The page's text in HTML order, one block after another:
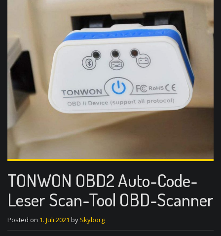
TONWON OBD2 Auto-Code-
Leser Scan-Tool OBD-Scanner
Posted on 1. Juli 2021 by Skyborg